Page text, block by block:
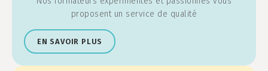
proposent un service de qualité
EN SAVOIR PLUS